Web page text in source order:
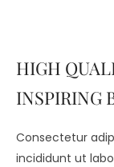
HIGH
INSPIRING
Consectetur
incididunt ut